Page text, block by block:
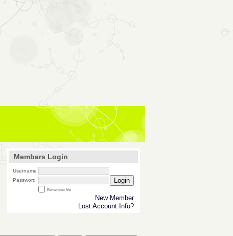
Members Login
Username
Password
Login
Remember Me
New Member
Lost Account Info?